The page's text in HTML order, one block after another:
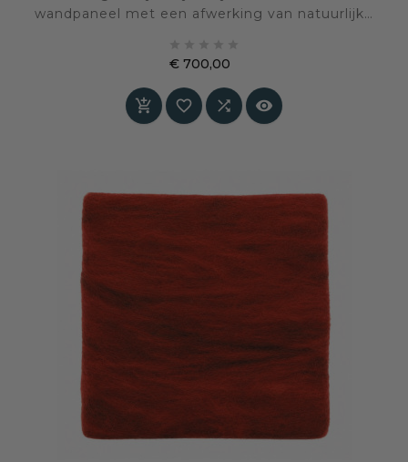
wandpaneel met een afwerking van natuurlijke
terwijl de wolstructuur tactiliteit en akoestisch
comfort toevoegt aan de ruimte Speciaal op
maat gemaakt – levertijd in overleg.
€ 700,00
   